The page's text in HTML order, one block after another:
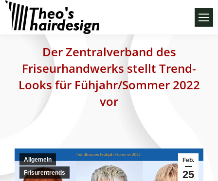
Der Zentralverband des
Friseurhandwerks stellt Trend-
Looks für Fühjahr/Sommer 2022
vor
Feb.
25
Allgemein
Frisurentrends